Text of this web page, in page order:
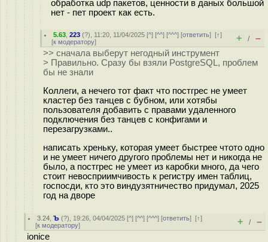
обработка udp пакетов, ценности в даных большой
нет - пет проект как есть.
5.63 ,223 (?), 11:20, 11/04/2025 [^] [^^] [^^^] [ответить][↑]
[к модератору] + / –
>> сначала выберут негодный инструмент
> Правильно. Сразу бы взяли PostgreSQL, проблем
бы не знали
Коллеги, а нечего тот факт что постгрес не умеет
кластер без танцев с бубном, или хотябы
пользователя добавить с правами удаленного
подключения без танцев с конфигами и
перезагрузками..
написать хреньку, которая умеет быстрее чтото одно
и не умеет ничего другого проблемы нет и никогда не
было, а постгрес не умеет из каробки много, да чего
стоит невосприимчивость к регистру имен таблиц,
госпосди, кто это виндузятничество придумал, 2025
год на дворе
3.24 ,Ъ (?), 19:26, 04/04/2025 [^] [^^] [^^^] [ответить][↑]
[к модератору] + / –
ionice